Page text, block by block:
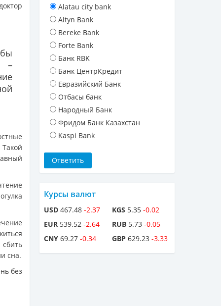
–
сна.
без
Alatau city bank
Altyn Bank
Bereke Bank
Forte Bank
Банк RBK
Банк ЦентрКредит
Евразийский Банк
Отбасы банк
Народный Банк
Фридом Банк Казахстан
Kaspi Bank
Курсы валют
USD 467.48 -2.37
EUR 539.52 -2.64
CNY 69.27 -0.34
KGS 5.35 -0.02
RUB 5.73 -0.05
GBP 629.23 -3.33